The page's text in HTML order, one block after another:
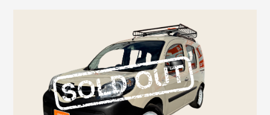
CONTACT
PRIVACY POLICY
- アフターメンテナンス